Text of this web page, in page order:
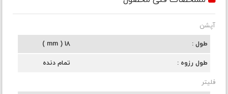
آپشن
طول
18 ( mm )
طول رزوه تمام دنده
فلیتر